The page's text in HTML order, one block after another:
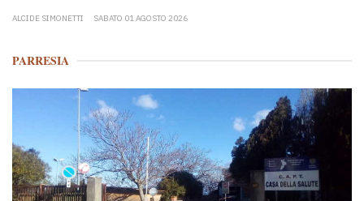
ALCIDE SIMONETTI SABATO 01 AGOSTO 2026
PARRESIA